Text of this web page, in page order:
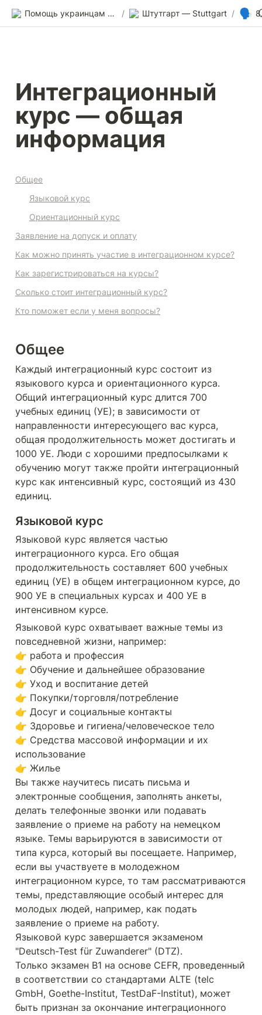
Помощь украинцам в Германии / Штутгарт — Stuttgart / 🗣️
Интеграционный
курс — общая
информация
Общее
Языковой курс
Ориентационный курс
Заявление на допуск и оплату
Как можно принять участие в интеграционном курсе?
Как зарегистрироваться на курсы?
Сколько стоит интеграционный курс?
Кто поможет если у меня вопросы?
Общее
Каждый интеграционный курс состоит из
языкового курса и ориентационного курса.
Общий интеграционный курс длится 700
учебных единиц (УЕ); в зависимости от
направленности интересующего вас курса,
общая продолжительность может достигать и
1000 УЕ. Люди с хорошими предпосылками к
обучению могут также пройти интеграционный
курс как интенсивный курс, состоящий из 430
единиц.
Языковой курс
Языковой курс является частью
интеграционного курса. Его общая
продолжительность составляет 600 учебных
единиц (УЕ) в общем интеграционном курсе, до
900 УЕ в специальных курсах и 400 УЕ в
интенсивном курсе.
Языковой курс охватывает важные темы из
повседневной жизни, например:
👉 работа и профессия
👉 Обучение и дальнейшее образование
👉 Уход и воспитание детей
👉 Покупки/торговля/потребление
👉 Досуг и социальные контакты
👉 Здоровье и гигиена/человеческое тело
👉 Средства массовой информации и их
использование
👉 Жилье
Вы также научитесь писать письма и
электронные сообщения, заполнять анкеты,
делать телефонные звонки или подавать
заявление о приеме на работу на немецком
языке. Темы варьируются в зависимости от
типа курса, который вы посещаете. Например,
если вы участвуете в молодежном
интеграционном курсе, то там рассматриваются
темы, представляющие особый интерес для
молодых людей, например, как подать
заявление о приеме на работу.
Языковой курс завершается экзаменом
"Deutsch-Test für Zuwanderer" (DTZ).
Только экзамен B1 на основе CEFR, проведенный
в соответствии со стандартами ALTE (telc
GmbH, Goethe-Institut, TestDaF-Institut), может
быть признан за окончание интеграционного